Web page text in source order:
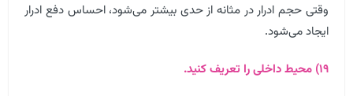
وقتی حجم ادرار در مثانه از حدی بیشتر می‌شود، احساس دفع ادرار
ایجاد می‌شود.
۱۹) محیط داخلی را تعریف کنید.